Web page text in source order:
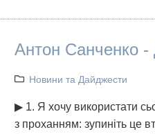
Антон Санченко -
Новини та Дайджести
▶ 1. Я хочу використати
з проханням: зупиніть це